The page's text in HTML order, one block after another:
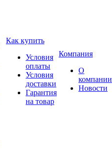
Как купить
Условия
оплаты
Условия
доставки
Гарантия
на товар
Компания
О
компании
Новости